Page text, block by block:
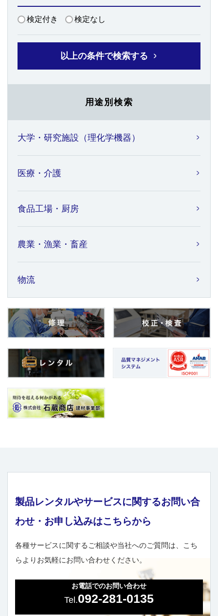
検定付き 検定なし
以上の条件で検索する
用途別検索
大学・研究施設（理化学機器）
医療・介護
食品工場・厨房
農業・漁業・畜産
物流
製品レンタルやサービスに関するお問い合
わせ・お申し込みはこちらから
各種サービスに関するご相談や当社へのご質問は、こち
らよりお気軽にお問い合わせください。
お電話でのお問い合わせ
092-281-0135